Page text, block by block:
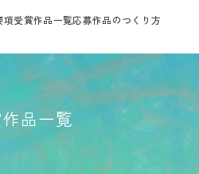
項受賞作品一覧応募作品のつくり方
品一覧